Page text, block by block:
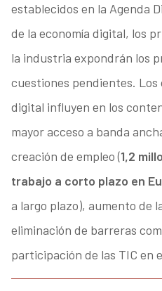
establecidos en la Agenda
de la economía digital, los
la industria expondrán los
cuestiones pendientes. Los
digital influyen en los
mayor acceso a banda
creación de empleo (1,2
trabajo a corto plazo en
a largo plazo), aumento de
eliminación de barreras
participación de las TIC en